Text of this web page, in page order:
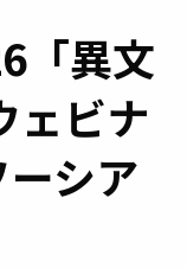
「異文
ェビナ
シア